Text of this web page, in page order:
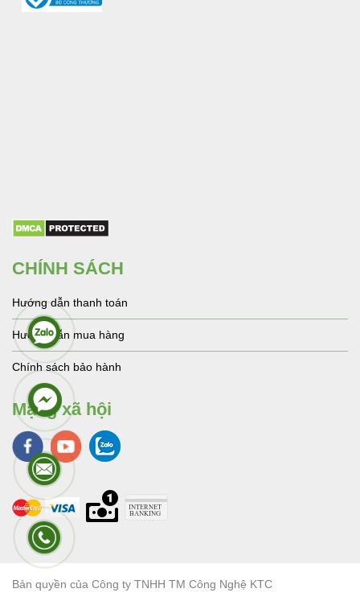
CHÍNH SÁCH
Hướng dẫn thanh toán
Hướng dẫn mua hàng
Chính sách bảo hành
Mạng xã hội
Bản quyền của Công ty TNHH TM Công Nghệ KTC